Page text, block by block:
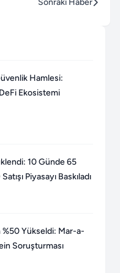
Sonraki Haber
Hamlesi:
Ekosistemi
10 Günde 65
Piyasayı Baskıladı
Yükseldi: Mar-a-
Soruşturması